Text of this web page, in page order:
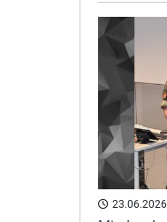
23.06.2026